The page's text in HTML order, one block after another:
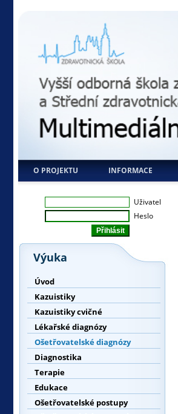
O PROJEKTU INFORMACE
Uživatel
Heslo
Výuka
Úvod
Kazuistiky
Kazuistiky cvičné
Lékařské diagnózy
Ošetřovatelské diagnózy
Diagnostika
Terapie
Edukace
Ošetřovatelské postupy